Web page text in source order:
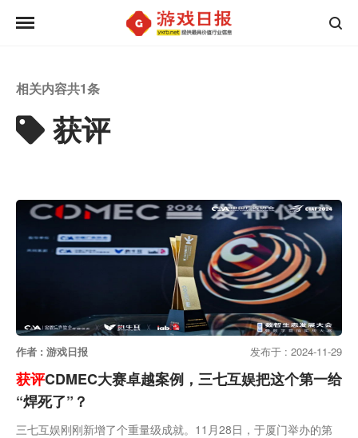
相关内容共1条
获评
作者 : 游戏日报 发布于 : 2024-11-29
获评CDMEC大赛卓越案例，三七互娱把这个第一给
“焊死了”？
三七互娱刚刚新增了个重量级成就。11月28日，于厦门举办的第